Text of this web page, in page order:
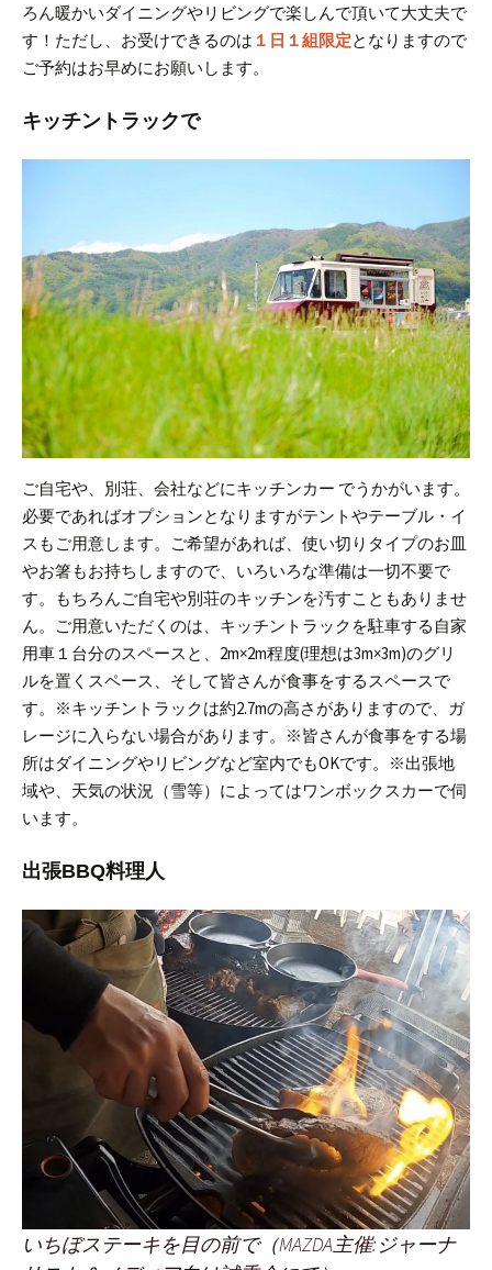
ろん暖かいダイニングやリビングで楽しんで頂いて大丈夫で
す！ ただし、お受けできるのは １日１組限定となりますので
ご予約はお早めにお願いします。
キッチントラックで
ご自宅や、別荘、会社などにキッチンカー でうかがいます。
必要であればオプションとなりますがテントやテーブル・イ
スもご用意します。
ご希望があれば、使い切りタイプのお皿
やお箸もお持ちしますので、いろいろな準備は一切不要で
す。もちろんご自宅や別荘のキッチンを汚すこともありませ
ん。
ご用意いただくのは、キッチントラックを駐車する自家
用車１台分のスペースと、2m×2m程度(理想は3m×3m)のグリ
ルを置くスペース、そして皆さんが食事をするスペースで
す。
※キッチントラックは約2.7mの高さがありますので、ガ
レージに入らない場合があります。
※皆さんが食事をする場
所はダイニングやリビングなど室内でもOKです。
※出張地
域や、天気の状況（雪等）によってはワンボックスカーで伺
います。
出張BBQ料理人
いちぼステーキを目の前で（MAZDA主催:ジャーナ